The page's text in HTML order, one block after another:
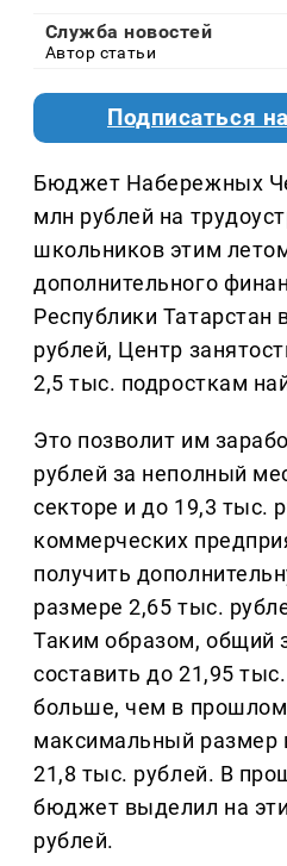
Служба новостей
Автор статьи
Подписаться
Бюджет Набережных
млн рублей на
школьников этим
дополнительного
Республики Татарстан
рублей, Центр
2,5 тыс. подросткам
Это позволит им
рублей за неполный
секторе и до 19,3 тыс.
коммерческих
получить
размере 2,65 тыс.
Таким образом, общий
составить до 21,95
больше, чем в прошлом
максимальный размер
21,8 тыс. рублей. В
бюджет выделил на
рублей.